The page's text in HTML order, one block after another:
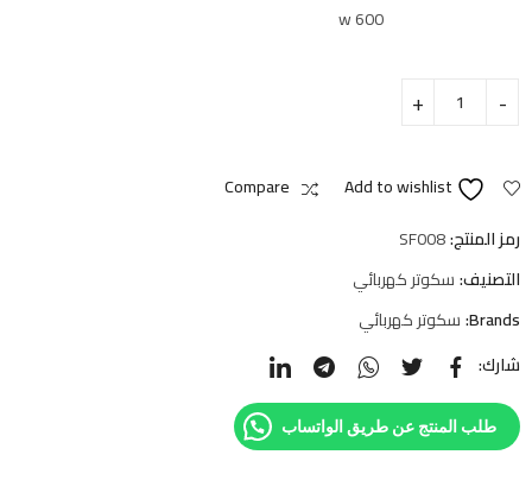
600 w
Add to wishlist
Compare
رمز المنتج:SF008
التصنيف:سكوتر كهربائي
Brands: سكوتر كهربائي
شارك:
طلب المنتج عن طريق الواتساب